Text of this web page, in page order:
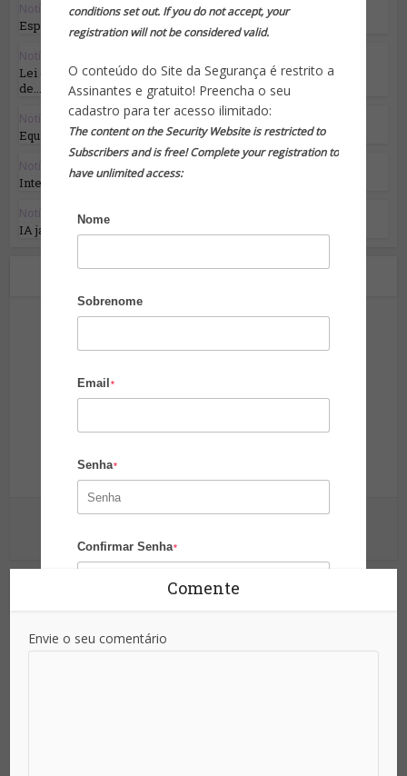
conditions set out. If you do not accept, your
registration will not be considered valid.
O conteúdo do Site da Segurança é restrito a
Assinantes e gratuito! Preencha o seu
cadastro para ter acesso ilimitado:
The content on the Security Website is restricted to
Subscribers and is free! Complete your registration to
have unlimited access:
Nome
Sobrenome
Email *
Senha*
Confirmar Senha*
Notícias em Destaque
Espiões russos estão de volta e a recrutar...
Notícias em Destaque
Lei da UE sobre IA: primeira regulamentação
de...
Notícias em Destaque
Equilíbrio de forças: Otan x Rússia
Notícias em Destaque
Inteligência artificial e mercado de trabalho:...
Notícias em Destaque
IA já foi usada em eleições pelo mundo
Sobre o autor
Site da Segurança
Informação para sua proteção!
Comente
Envie o seu comentário